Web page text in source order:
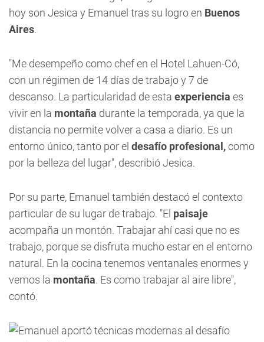
hoy son Jesica y Emanuel tras su logro en Buenos
Aires.
"Me desempeño como chef en el Hotel Lahuen-Có,
con un régimen de 14 días de trabajo y 7 de
descanso. La particularidad de esta experiencia es
vivir en la montaña durante la temporada, ya que la
distancia no permite volver a casa a diario. Es un
entorno único, tanto por el desafío profesional,como
por la belleza del lugar", describió Jesica.
Por su parte, Emanuel también destacó el contexto
particular de su lugar de trabajo. "El paisaje
acompaña un montón. Trabajar ahí casi que no es
trabajo, porque se disfruta mucho estar en el entorno
natural. En la cocina tenemos ventanales enormes y
vemos la montaña. Es como trabajar al aire libre",
contó.